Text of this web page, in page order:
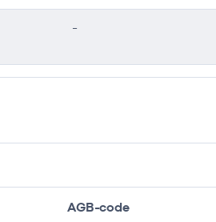
-
AGB-code